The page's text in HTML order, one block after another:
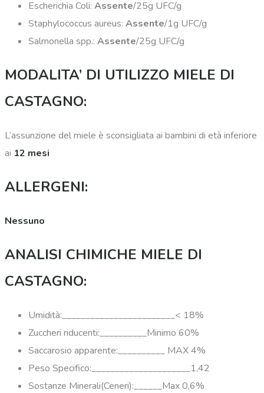
Escherichia Coli: Assente/25g UFC/g
Staphylococcus aureus: Assente/1g UFC/g
Salmonella spp.: Assente/25g UFC/g
MODALITA’ DI UTILIZZO MIELE DI
CASTAGNO:
L’assunzione del miele è sconsigliata ai bambini di età inferiore
ai 12 mesi
ALLERGENI:
Nessuno
ANALISI CHIMICHE MIELE DI
CASTAGNO:
Umidità:________________________< 18%
Zuccheri riducenti:__________Minimo 60%
Saccarosio apparente:__________ MAX 4%
Peso Specifico:_____________________1,42
Sostanze Minerali(Ceneri):______Max 0,6%